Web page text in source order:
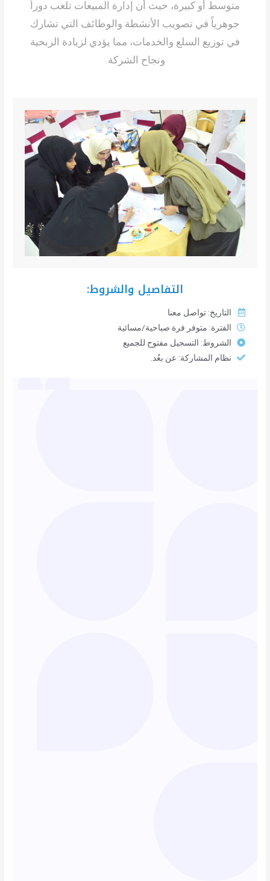
متوسط أو كبيرة، حيث أن إدارة المبيعات تلعب دوراً
جوهرياً في تصويب الأنشطة والوظائف التي تشارك
في توزيع السلع والخدمات، مما يؤدي لزيادة الربحية
ونجاح الشركة.
التفاصيل والشروط:
التاريخ: تواصل معنا
الفترة: متوفر فرة صباحية/مسائية
الشروط: التسجيل مفتوح للجميع
نظام المشاركة: عن بعُد.